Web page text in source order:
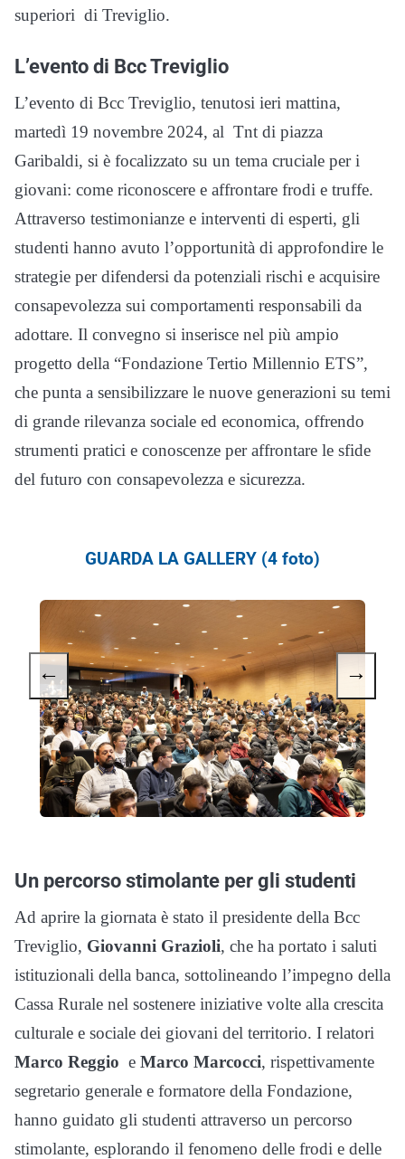
superiori di Treviglio.
L’evento di Bcc Treviglio
L’evento di Bcc Treviglio, tenutosi ieri mattina,
martedì 19 novembre 2024, al Tnt di piazza
Garibaldi, si è focalizzato su un tema cruciale per i
giovani: come riconoscere e affrontare frodi e truffe.
Attraverso testimonianze e interventi di esperti, gli
studenti hanno avuto l’opportunità di approfondire le
strategie per difendersi da potenziali rischi e acquisire
consapevolezza sui comportamenti responsabili da
adottare. Il convegno si inserisce nel più ampio
progetto della “Fondazione Tertio Millennio ETS”,
che punta a sensibilizzare le nuove generazioni su temi
di grande rilevanza sociale ed economica, offrendo
strumenti pratici e conoscenze per affrontare le sfide
del futuro con consapevolezza e sicurezza.
GUARDA LA GALLERY (4 foto)
← →
Un percorso stimolante per gli studenti
Ad aprire la giornata è stato il presidente della Bcc
Treviglio, Giovanni Grazioli, che ha portato i saluti
istituzionali della banca, sottolineando l’impegno della
Cassa Rurale nel sostenere iniziative volte alla crescita
culturale e sociale dei giovani del territorio. I relatori
Marco Reggio e Marco Marcocci, rispettivamente
segretario generale e formatore della Fondazione,
hanno guidato gli studenti attraverso un percorso
stimolante, esplorando il fenomeno delle frodi e delle